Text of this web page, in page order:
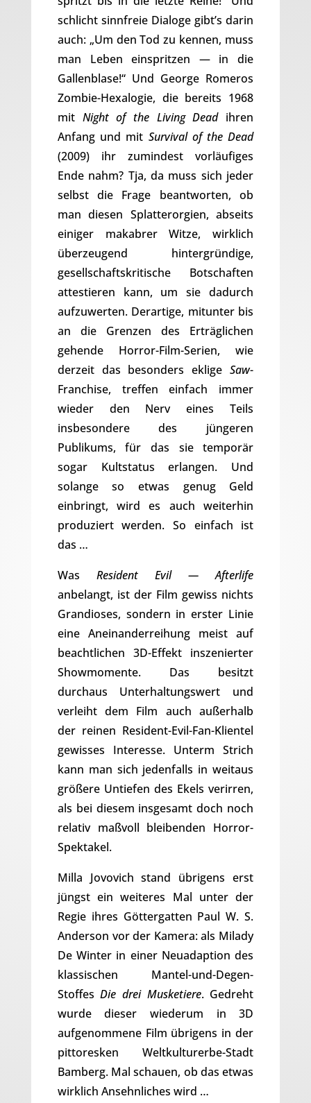
schlicht sinnfreie Dialoge gibt’s darin
auch: „Um den Tod zu kennen, muss
man Leben einspritzen — in die
Gallenblase!“ Und George Romeros
Zombie-Hexalogie, die bereits 1968
mit Night of the Living Deadihren
Anfang und mit Survival of the Dead
(2009) ihr zumindest vorläufiges
Ende nahm? Tja, da muss sich jeder
selbst die Frage beantworten, ob
man diesen Splatterorgien, abseits
einiger makabrer Witze, wirklich
überzeugend hintergründige,
gesellschaftskritische Botschaften
attestieren kann, um sie dadurch
aufzuwerten. Derartige, mitunter bis
an die Grenzen des Erträglichen
gehende Horror-Film-Serien, wie
derzeit das besonders ekligeSaw-
Franchise, treffen einfach immer
wieder den Nerv eines Teils
insbesondere des jüngeren
Publikums, für das sie temporär
sogar Kultstatus erlangen. Und
solange so etwas genug Geld
einbringt, wird es auch weiterhin
produziert werden. So einfach ist
das …
Was Resident Evil — Afterlife
anbelangt, ist der Film gewiss nichts
Grandioses, sondern in erster Linie
eine Aneinanderreihung meist auf
beachtlichen 3D-Effekt inszenierter
Showmomente. Das besitzt
durchaus Unterhaltungswert und
verleiht dem Film auch außerhalb
der reinen Resident-Evil-Fan-Klientel
gewisses Interesse. Unterm Strich
kann man sich jedenfalls in weitaus
größere Untiefen des Ekels verirren,
als bei diesem insgesamt doch noch
relativ maßvoll bleibenden Horror-
Spektakel.
Milla Jovovich stand übrigens erst
jüngst ein weiteres Mal unter der
Regie ihres Göttergatten Paul W. S.
Anderson vor der Kamera: als Milady
De Winter in einer Neuadaption des
klassischen Mantel-und-Degen-
StoffesDie drei Musketiere. Gedreht
wurde dieser wiederum in 3D
aufgenommene Film übrigens in der
pittoresken Weltkulturerbe-Stadt
Bamberg. Mal schauen, ob das etwas
wirklich Ansehnliches wird …